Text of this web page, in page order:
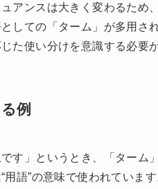
アンスは大きく変わるため
しての「ターム」が多用さ
た使い分けを意識する必要
例
す」というとき、「ターム
語”の意味で使われていま